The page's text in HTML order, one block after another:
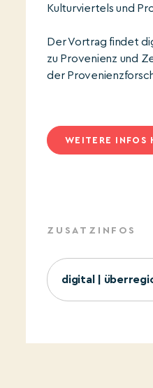
Kulturviertels und
Der Vortrag findet
zu Provenienz und
der
WEITERE INFOS
ZUSATZINFOS
digital |